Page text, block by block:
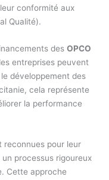
conformité aux
Qualité).
desOPCO
entreprises peuvent
développement des
cela représente
la performance
reconnues pour leur
processus rigoureux
Cette approche